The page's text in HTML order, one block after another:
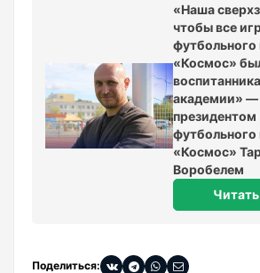
«Наша
чтобы все
футбольного
«Космос»
академии» —
президентом
футбольного
«Космос»
Воробелем
Поделиться: